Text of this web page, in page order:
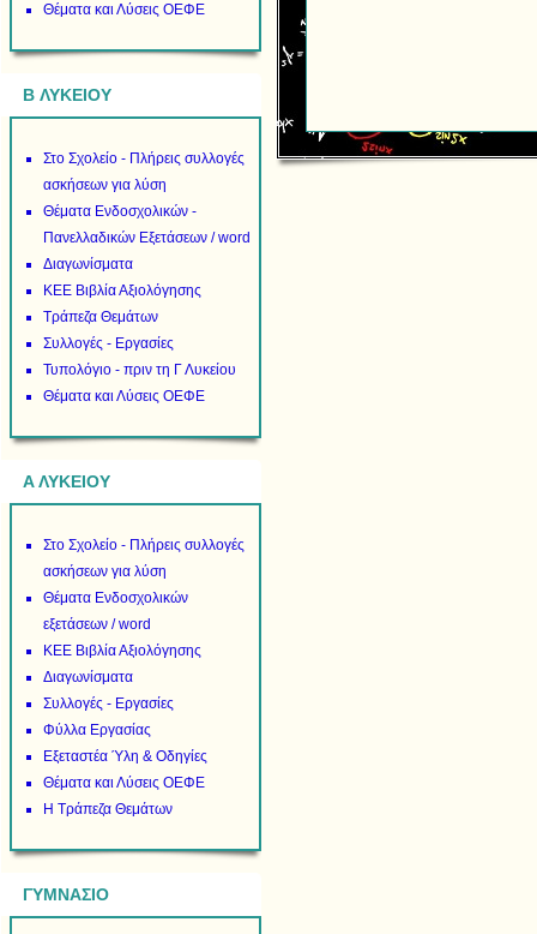
Θέματα και Λύσεις ΟΕΦΕ
B ΛΥΚΕΙΟΥ
Στο Σχολείο - Πλήρεις συλλογές
ασκήσεων για λύση
Θέματα Ενδοσχολικών -
Πανελλαδικών Εξετάσεων / word
Διαγωνίσματα
ΚΕΕ Βιβλία Αξιολόγησης
Τράπεζα Θεμάτων
Συλλογές - Εργασίες
Τυπολόγιο - πριν τη Γ Λυκείου
Θέματα και Λύσεις ΟΕΦΕ
Α ΛΥΚΕΙΟΥ
Στο Σχολείο - Πλήρεις συλλογές
ασκήσεων για λύση
Θέματα Ενδοσχολικών
εξετάσεων / word
ΚΕΕ Βιβλία Αξιολόγησης
Διαγωνίσματα
Συλλογές - Εργασίες
Φύλλα Εργασίας
Εξεταστέα Ύλη & Οδηγίες
Θέματα και Λύσεις ΟΕΦΕ
Η Τράπεζα Θεμάτων
ΓΥΜΝΑΣΙΟ